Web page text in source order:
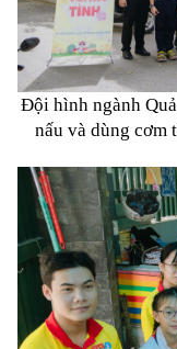
Đội hình ngành
nấu và dùng cơm